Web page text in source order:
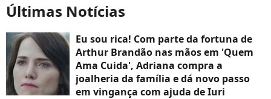
Últimas Notícias
Eu sou rica! Com parte da fortuna de
Arthur Brandão nas mãos em 'Quem
Ama Cuida', Adriana compra a
joalheria da família e dá novo passo
em vingança com ajuda de Iuri